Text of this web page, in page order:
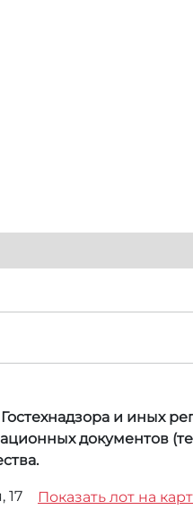
и иных
документов
17 Показать лот на